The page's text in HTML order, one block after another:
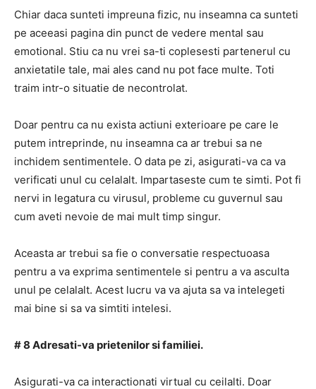
Chiar daca sunteti impreuna fizic, nu inseamna ca sunteti
pe aceeasi pagina din punct de vedere mental sau
emotional. Stiu ca nu vrei sa-ti coplesesti partenerul cu
anxietatile tale, mai ales cand nu pot face multe. Toti
traim intr-o situatie de necontrolat.
Doar pentru ca nu exista actiuni exterioare pe care le
putem intreprinde, nu inseamna ca ar trebui sa ne
inchidem sentimentele. O data pe zi, asigurati-va ca va
verificati unul cu celalalt. Impartaseste cum te simti. Pot fi
nervi in legatura cu virusul, probleme cu guvernul sau
cum aveti nevoie de mai mult timp singur.
Aceasta ar trebui sa fie o conversatie respectuoasa
pentru a va exprima sentimentele si pentru a va asculta
unul pe celalalt. Acest lucru va va ajuta sa va intelegeti
mai bine si sa va simtiti intelesi.
# 8 Adresati-va prietenilor si familiei.
Asigurati-va ca interactionati virtual cu ceilalti. Doar